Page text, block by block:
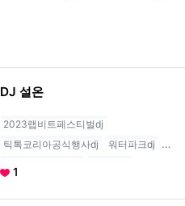
DJ 설온
2023랩비트페스티벌dj
틱톡코리아공식행사dj
워터파크dj
유튜브조회수11만
1